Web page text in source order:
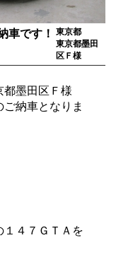
車です！
東京都
東京都墨田
区Ｆ様
都墨田区Ｆ様
納車となりま
１４７ＧＴＡを